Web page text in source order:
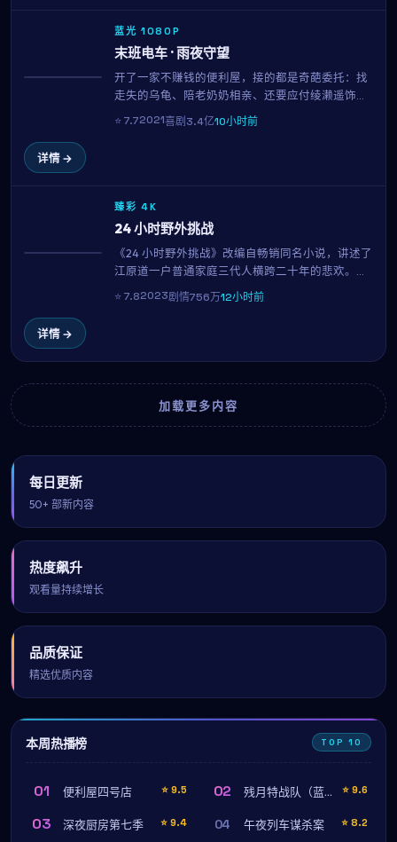
蓝光 1080P
末班电车 · 雨夜守望
开了一家不赚钱的便利屋，接的都是奇葩委托：找
走失的乌龟、陪老奶奶相亲、还要应付绫濑遥饰演
的房东讨房租。玄彬用招牌的呆萌表演，把一地鸡
毛的生活过出了笑中带泪的味道。岩井俊二的喜剧
⭐7.72021喜剧 3.4亿10小时前
详情 →
臻彩 4K
24 小时野外挑战
《24 小时野外挑战》改编自畅销同名小说，讲述了
江原道一户普通家庭三代人横跨二十年的悲欢。松
本润、吉泽亮、绫濑遥三位实力派演员贡献了教科
书级表演。是枝裕和用平实的镜头记录时代变迁中
⭐7.82023剧情756万12小时前
详情 →
加载更多内容
每日更新
50+ 部新内容
热度飙升
观看量持续增长
品质保证
精选优质内容
本周热播榜 TOP 10
01 便利屋四号店 ⭐ 9.5 02 残月特战队（蓝光珍藏版） ⭐ 9.6
03 深夜厨房第七季 ⭐ 9.4 04 午夜列车谋杀案 ⭐ 8.2